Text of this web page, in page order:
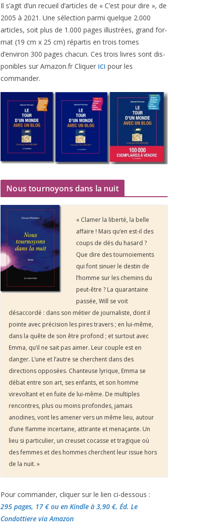
Il s’agit d’un recueil d’ar­ticles de « C’est pour dire », de
2005 à 2021 . Une sélec­tion par­mi quelque 2.000
articles, soit plus de 1 .000 pages illus­trées, grand for­
mat (19 cm x 25 cm) répar­tis en trois tomes
d’environ 300 pages cha­cun. Ces trois livres sont dis­
po­nibles sur Amazon​.fr Cliquer ICI pour les
commander.
Nous tournoyons dans la nuit
« Clamer la liberté, la belle
affaire ! Mais qu’en est-il des
coups de dés du hasard ?
Que dire des tournoiements
qui font sinuer le destin de
l’homme sur les chemins du
peut-être ? La quarantaine
passée, Will se voit
désaccordé : dans son métier de journaliste, dont il
pointe avec précision les pires travers ; en lui-même,
dans la quête de son être profond ; et surtout avec
Emma, qu’il ne sait pas aimer. Leur couple est en
danger. L’une et l’autre se cherchent dans des
directions opposées. Chanteuse lyrique, Emma se
débat entre son art, ses enfants, et son homme
virevoltant et en fuite de lui-même. De multiples
rencontres, plus ou moins profondes, jamais
anodines, vont les amener vers un même lieu, autour
d’une flamme incertaine, attirante et menaçante. Un
lieu si particulier, un creuset cocasse et tragique où
des femmes et des hommes cherchent leur issue hors
de la nuit. »
Pour commander, cliquer sur le lien ci-dessous :
295 pages, 17 €ou en Kindle à 3,90 €, Éd. Le
Condottiere via Amazon